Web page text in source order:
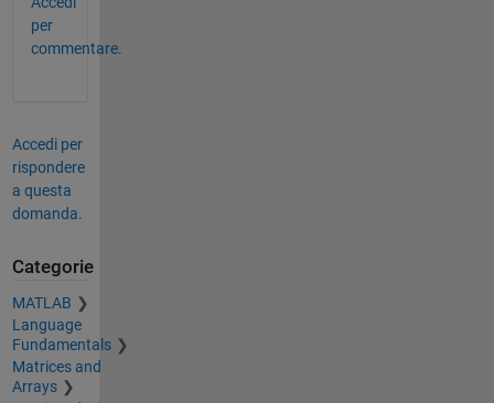
per
commentare.
Accedi per
rispondere
a questa
domanda.
Categorie
MATLAB
Language
Fundamentals
Matrices and
Arrays